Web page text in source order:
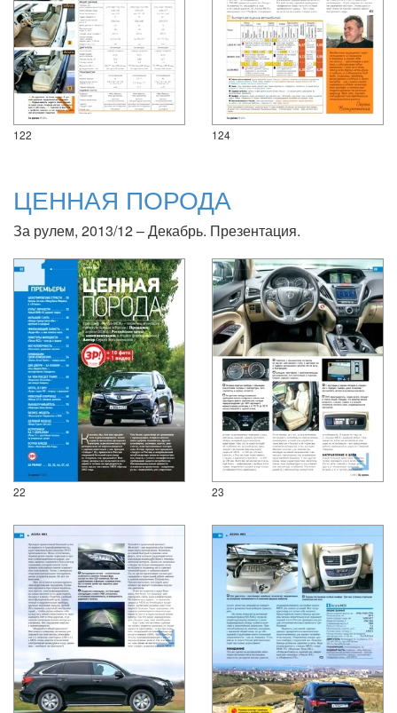
122 124
ЦЕННАЯ ПОРОДА
За рулем, 2013/12 – Декабрь. Презентация.
22 23